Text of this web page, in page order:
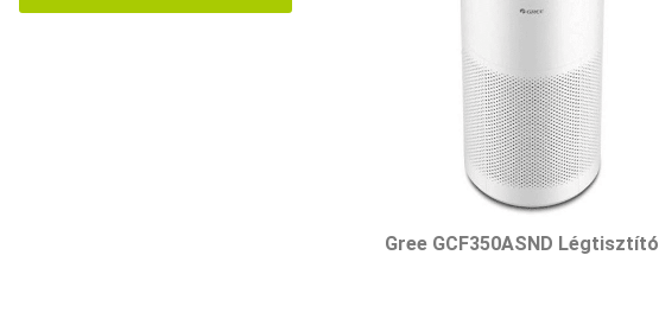
Gree GCF350ASND Légtisztító